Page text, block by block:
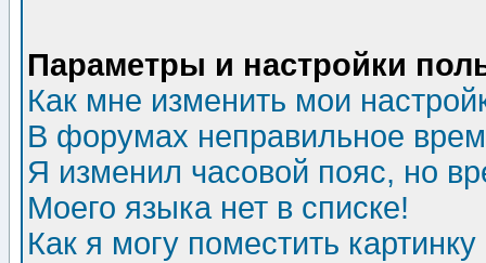
Параметры и настройки
Как мне изменить мои
В форумах неправильное
Я изменил часовой пояс, но
Моего языка нет в списке!
Как я могу поместить